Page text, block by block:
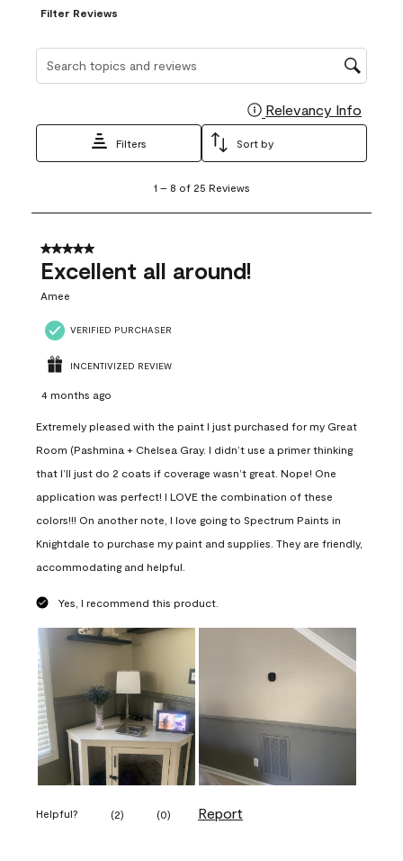
Filter Reviews
Relevancy Info
Filters Sort by
8
25
Reviews
1 – 8 of 25 Reviews
5 out of 5 stars.
Excellent all around!
Amee
VERIFIED PURCHASER
INCENTIVIZED REVIEW
4 months ago
Extremely pleased with the paint I just purchased for my Great
Room (Pashmina + Chelsea Gray. I didn’t use a primer thinking
that I’ll just do 2 coats if coverage wasn’t great. Nope! One
application was perfect! I LOVE the combination of these
colors!!! On another note, I love going to Spectrum Paints in
Knightdale to purchase my paint and supplies. They are friendly,
accommodating and helpful.
Yes, I recommend this product.
Helpful? (2) (0) Report